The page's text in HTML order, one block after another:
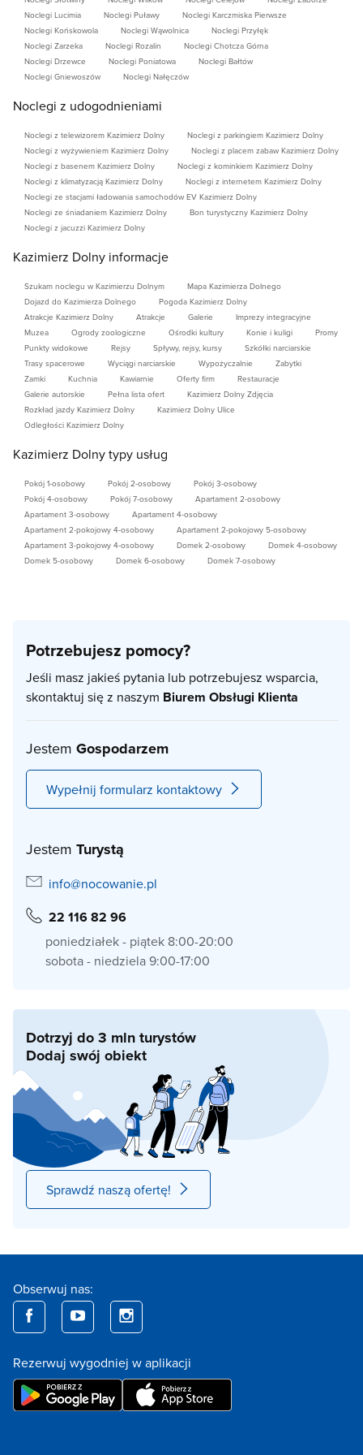
Rowery
Boiska sportowe do gier zespołowych
Zwiedzanie z przewodnikiem najpiękniejszych
miejsc położonych w pobliżu hotelu
Rejs statkiem po Wiśle
Przejażdżki “jeepami” po malowniczych
wąwozach Kazimierz Dolnego, Kulig i przejażdżki
bryczkami lub wozami
wiele innych propozycji, także uwzględniających
życzenia i sugestie naszych Gości
Bankiety
Biesiady
Kolacje grillowe, Ogniska, Pikniki
Imprezy artystyczne m.in. Zespoły ludowe, grupy
muzyczne, prezenter muzyki, grajek, kabarety,
koncert organowy w kazimierskim Kościele
ZAPRASZAMY
Noclegi Lucimia
Noclegi Puławy
Noclegi Karczmiska Pierwsze
Noclegi Końskowola
Noclegi Wąwolnica
Noclegi Przyłęk
Noclegi Zarzeka
Noclegi Rozalin
Noclegi Chotcza Górna
Noclegi Drzewce
Noclegi Poniatowa
Noclegi Bałtów
Noclegi Gniewoszów
Noclegi Nałęczów
Noclegi z udogodnieniami
Noclegi z telewizorem Kazimierz Dolny
Noclegi z parkingiem Kazimierz Dolny
Noclegi z wyżywieniem Kazimierz Dolny
Noclegi z placem zabaw Kazimierz Dolny
Noclegi z basenem Kazimierz Dolny
Noclegi z kominkiem Kazimierz Dolny
Noclegi z klimatyzacją Kazimierz Dolny
Noclegi z internetem Kazimierz Dolny
Noclegi ze stacjami ładowania samochodów EV Kazimierz Dolny
Noclegi ze śniadaniem Kazimierz Dolny
Bon turystyczny Kazimierz Dolny
Noclegi z jacuzzi Kazimierz Dolny
Kazimierz Dolny informacje
Szukam noclegu w Kazimierzu Dolnym
Mapa Kazimierza Dolnego
Dojazd do Kazimierza Dolnego
Pogoda Kazimierz Dolny
Atrakcje Kazimierz Dolny
Atrakcje Galerie
Imprezy integracyjne
Muzea
Ogrody zoologiczne Ośrodki kultury Konie i kuligi
Promy
Punkty widokowe
Rejsy Spływy, rejsy, kursy
Szkółki narciarskie
Trasy spacerowe
Wyciągi narciarskie Wypożyczalnie
Zabytki
Zamki
Kuchnia Kawiarnie Oferty firm
Restauracje
Galerie autorskie
Pełna lista ofert
Kazimierz Dolny Zdjęcia
Rozkład jazdy Kazimierz Dolny
Kazimierz Dolny Ulice
Odległości Kazimierz Dolny
Kazimierz Dolny typy usług
Pokój 1-osobowy Pokój 2-osobowy
Pokój 3-osobowy
Pokój 4-osobowy
Pokój 7-osobowy
Apartament 2-osobowy
Apartament 3-osobowy
Apartament 4-osobowy
Apartament 2-pokojowy 4-osobowy
Apartament 2-pokojowy 5-osobowy
Apartament 3-pokojowy 4-osobowy
Domek 2-osobowy
Domek 4-osobowy
Domek 5-osobowy
Domek 6-osobowy Domek 7-osobowy
Potrzebujesz pomocy?
Jeśli masz jakieś pytania lub potrzebujesz wsparcia,
skontaktuj się z naszym Biurem Obsługi Klienta
Jestem Gospodarzem
Wypełnij formularz kontaktowy
Jestem Turystą
info@nocowanie.pl
22 116 82 96
poniedziałek - piątek 8:00-20:00
sobota - niedziela 9:00-17:00
Dotrzyj do 3 mln turystów
Dodaj swój obiekt
Sprawdź naszą ofertę!
Obserwuj nas:
Rezerwuj wygodniej w aplikacji